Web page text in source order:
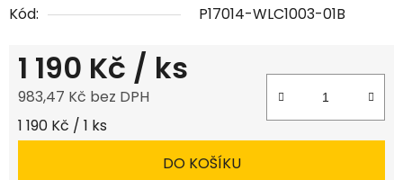
Kód:
P17014-WLC1003-01B
1 190 Kč / ks
983,47 Kč bez DPH
Měrná cena:
1 190 Kč / 1 ks
DO KOŠÍKU